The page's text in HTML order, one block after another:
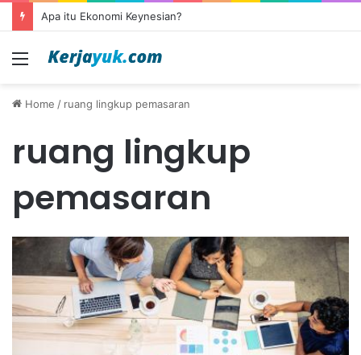
Apa itu Ekonomi Keynesian?
Menu
Home / ruang lingkup pemasaran
ruang lingkup
pemasaran